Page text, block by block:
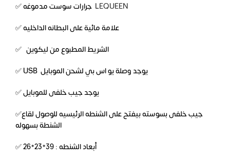
LEQUEEN
✅ علامة مائية على البطانه الداخليه
✅ الشريط المطبوع من ليكوين
✅ USB يوجد وصلة يو اس بي لشحن الموبايل
✅ يوجد جيب خلفى للموبايل
✅جيب خلفى بسوسته بيفتح على الشنطه الرئيسيه للوصول لقاع
الشنطة بسهوله
✅ أبعاد الشنطه : 39*23*26